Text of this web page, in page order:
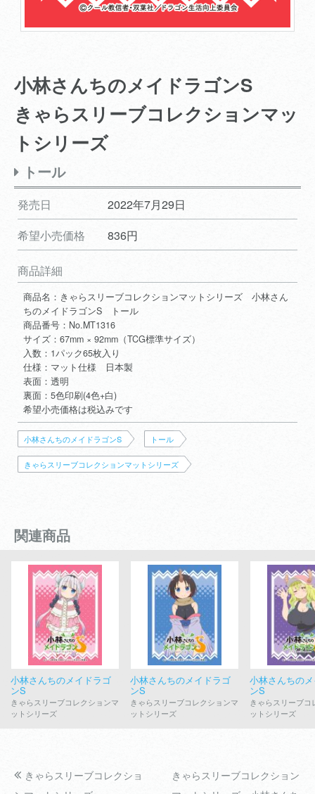
小林さんちのメイドラゴンS
きゃらスリーブコレクションマッ
トシリーズ
トール
発売日
2022年7月29日
希望小売価格
836円
商品詳細
商品名：きゃらスリーブコレクションマットシリーズ 小林さん
ちのメイドラゴンS トール
商品番号：No.MT1316
サイズ：67mm × 92mm（TCG標準サイズ）
入数：1パック65枚入り
仕様：マット仕様 日本製
表面：透明
裏面：5色印刷(4色+白)
希望小売価格は税込みです
小林さんちのメイドラゴンS トール
きゃらスリーブコレクションマットシリーズ
関連商品
小林さんちのメイドラゴ
ンS
きゃらスリーブコレクションマ
ットシリーズ
小林さんちのメイドラゴ
ンS
きゃらスリーブコレクションマ
ットシリーズ
小林さんちの
ンS
きゃらスリーブコ
ットシリーズ
きゃらスリーブコレクショ
きゃらスリーブコレクション